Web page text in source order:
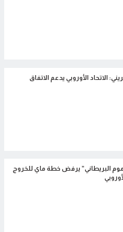
الاتحاد الأوروبي يدعم الاتفاق
البريطاني” يرفض خطة ماي للخروج